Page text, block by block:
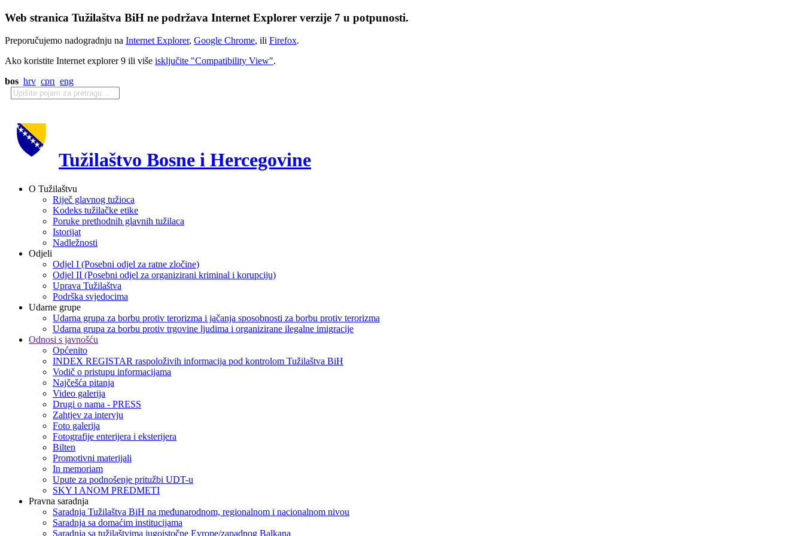
Web stranica Tužilaštva BiH ne podržava Internet Explorer verzije 7 u potpunosti.
Preporučujemo nadogradnju na Internet Explorer, Google Chrome, ili Firefox.
Ako koristite Internet explorer 9 ili više isključite "Compatibility View".
bos hrv срп eng
Tužilaštvo Bosne i Hercegovine
O Tužilaštvu
Riječ glavnog tužioca
Kodeks tužilačke etike
Poruke prethodnih glavnih tužilaca
Istorijat
Nadležnosti
Odjeli
Odjel I (Posebni odjel za ratne zločine)
Odjel II (Posebni odjel za organizirani kriminal i korupciju)
Uprava Tužilaštva
Podrška svjedocima
Udarne grupe
Udarna grupa za borbu protiv terorizma i jačanja sposobnosti za borbu protiv terorizma
Udarna grupa za borbu protiv trgovine ljudima i organizirane ilegalne imigracije
Odnosi s javnošću
Općenito
INDEX REGISTAR raspoloživih informacija pod kontrolom Tužilaštva BiH
Vodič o pristupu informacijama
Najčešća pitanja
Video galerija
Drugi o nama - PRESS
Zahtjev za intervju
Foto galerija
Fotografije enterijera i eksterijera
Bilten
Promotivni materijali
In memoriam
Upute za podnošenje pritužbi UDT-u
SKY I ANOM PREDMETI
Pravna saradnja
Saradnja Tužilaštva BiH na međunarodnom, regionalnom i nacionalnom nivou
Saradnja sa domaćim institucijama
Saradnja sa tužilaštvima jugoistočne Evrope/zapadnog Balkana